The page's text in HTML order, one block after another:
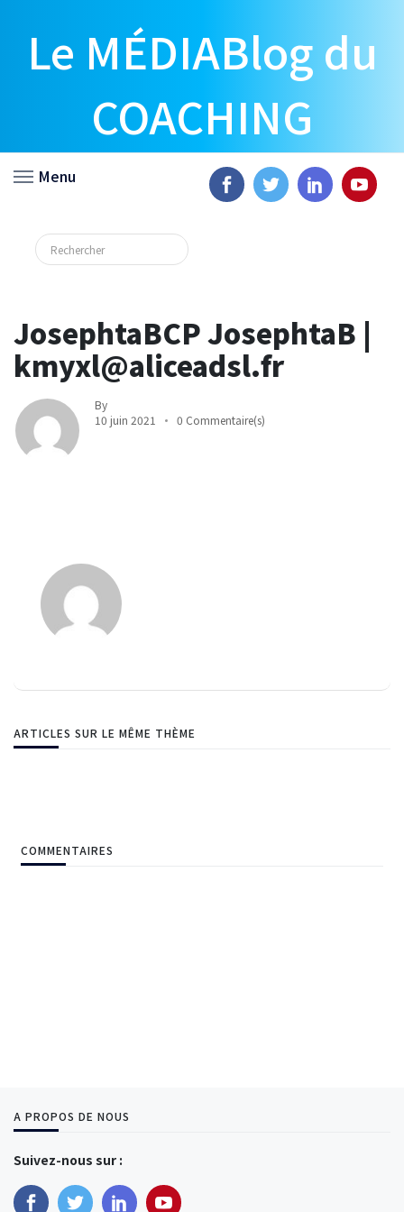
Le MÉDIABlog du
COACHING
Menu
JosephtaBCP JosephtaB |
kmyxl@aliceadsl.fr
By
10 juin 2021
0 Commentaire(s)
ARTICLES SUR LE MÊME THÈME
COMMENTAIRES
A PROPOS DE NOUS
Suivez-nous sur :